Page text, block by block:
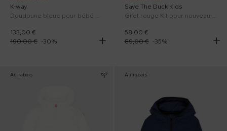
K-way
Doudoune bleue pour bébé enfants
133,00 €
190,00 € -30%
Save The Duck Kids
Gilet rouge Kit pour nouveau-nés
58,00 €
89,00 €
-35%
Au rabais Au rabais